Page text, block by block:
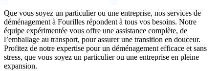
Que vous soyez un particulier ou une entreprise, nos services de
déménagement à Fourilles répondent à tous vos besoins. Notre
équipe expérimentée vous offre une assistance complète, de
l’emballage au transport, pour assurer une transition en douceur.
Profitez de notre expertise pour un déménagement efficace et sans
stress, que vous soyez un particulier ou une entreprise en pleine
expansion.